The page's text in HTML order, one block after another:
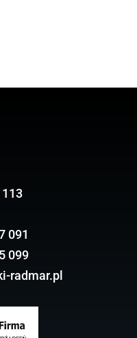
091
099
radmar.pl